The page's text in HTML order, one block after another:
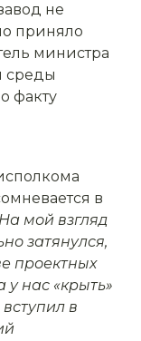
не
приняло
министра
среды
факту
в
мой взгляд
затянулся,
проектных
у нас «крыть»
в